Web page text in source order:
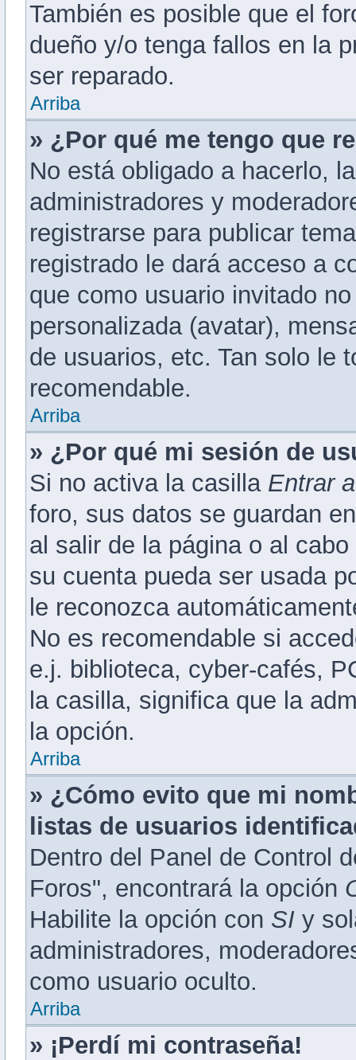
También es posible que el
dueño y/o tenga fallos en la
ser reparado.
Arriba
» ¿Por qué me tengo que
No está obligado a hacerlo,
administradores y
registrarse para publicar
registrado le dará acceso a
que como usuario invitado
personalizada (avatar),
de usuarios, etc. Tan solo le
recomendable.
Arriba
» ¿Por qué mi sesión de
Si no activa la casilla Entrar
foro, sus datos se guardan
al salir de la página o al
su cuenta pueda ser usada
le reconozca
No es recomendable si
e.j. biblioteca, cyber-cafés,
la casilla, significa que la
la opción.
Arriba
» ¿Cómo evito que mi
listas de usuarios
Dentro del Panel de Control
Foros", encontrará la opción
Habilite la opción con SI y
administradores,
como usuario oculto.
Arriba
» ¡Perdí mi contraseña!